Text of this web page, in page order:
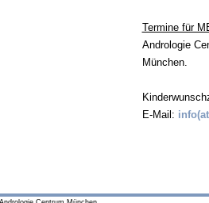
Termine für
Andrologie
München.
E-Mail: